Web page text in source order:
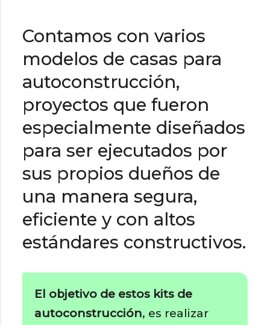
Contamos con varios
modelos de casas para
autoconstrucción,
proyectos que fueron
especialmente diseñados
para ser ejecutados por
sus propios dueños de
una manera segura,
eficiente y con altos
estándares constructivos.
El objetivo de estos kits de
autoconstrucción, es realizar